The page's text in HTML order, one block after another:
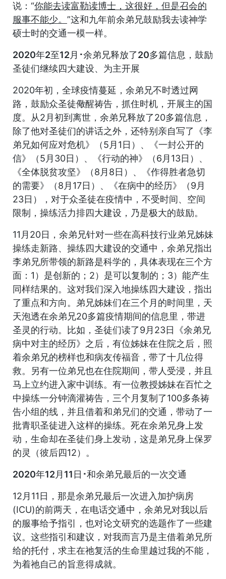
说：“你能去读富勒读博士，这很好，但是召会的
服事不能少。 ”这和九年前余弟兄鼓励我去读神学
硕士时的交通一模一样。
2020年2至12月･余弟兄释放了20多篇信息，鼓励
圣徒们继续四大建设、为主开展
2020年初，全球疫情蔓延，余弟兄不时透过网
路，鼓励众圣徒儆醒祷告，抓住时机，开展主的国
度。从2月初到离世，余弟兄释放了20多篇信息，
除了他对圣徒们的讲话之外，还特别亲自写了《李
弟兄如何应对危机》（5月1日）、《一封公开的
信》（5月30日）、《行动的神》（6月13日）、
《全体脱贫攻坚》（8月8日）、《作得胜者急切
的需要》（8月17日）、《在病中的经历》（9月
23日），对于众圣徒在疫情中，不受时间、空间
限制，操练活力排四大建设，乃是极大的鼓励。
11月20日，余弟兄针对一些在高科技行业弟兄姊妹
操练走新路、操练四大建设的交通中，余弟兄指出
李弟兄所带领的新路是科学的，具体表现在三个方
面：1）是创新的；2）是可以复制的；3）能产生
同样结果的。这对我们深入地操练四大建设，指出
了重点和方向。弟兄姊妹们在三个月的时间里，天
天泡透在余弟兄20多篇疫情期间的信息里，带进
圣灵的行动。比如，圣徒们读了9月23日《余弟兄
病中对主的经历》之后，有位姊妹在住院之后，照
着余弟兄的榜样也和病友传福音，带了十几位得
救。另有一位弟兄也在住院期间，带人受浸，并且
马上立约进入家中训练。有一位教授姊妹在百忙之
中操练一分钟滴灌祷告，三个月复制了100多条祷
告小组的线，并且借着和弟兄们的交通，带动了一
批青职圣徒进入这样的操练。死在余弟兄身上发
动，生命却在圣徒们身上发动，这是弟兄身上保罗
的灵（彼后四12）。
2020年12月11日･和余弟兄最后的一次交通
12月11日，那是余弟兄最后一次进入加护病房
(ICU)的前两天，在电话交通中，余弟兄对我以后
的服事给予指引，也对论文研究的选题作了一些建
议。这些指引和建议，对我而言乃是主借着弟兄所
给的托付，求主在祂复活的生命里越过我的不能，
为着祂自己的旨意得成就。